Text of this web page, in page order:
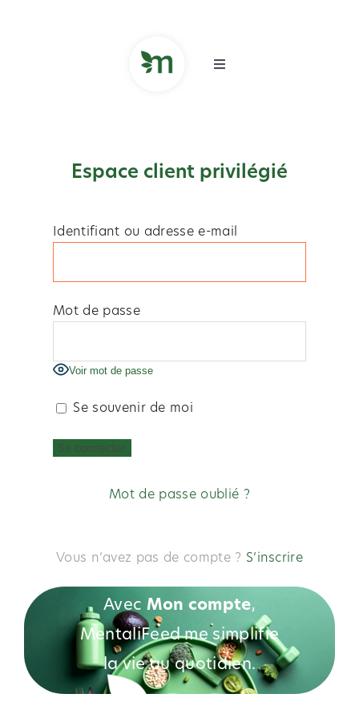
Toggle
Espace client privilégié
Identifiant ou adresse e-mail
Mot de passe
Voir mot de passe
Se souvenir de moi
Mot de passe oublié ?
Vous n’avez pas de compte ? S’inscrire
Avec Mon compte,
MentaliFeed me simplifie
la vie au quotidien.